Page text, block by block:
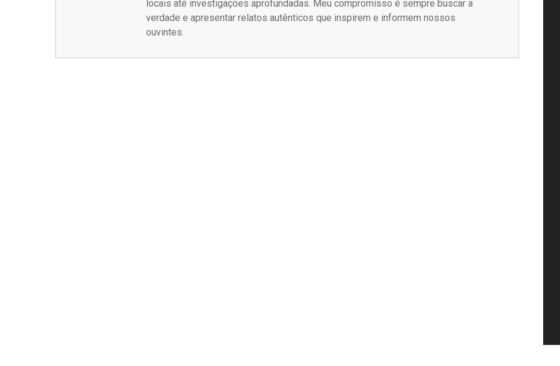
locais até investigações aprofundadas. Meu compromisso é sempre buscar a
verdade e apresentar relatos autênticos que inspirem e informem nossos
ouvintes.